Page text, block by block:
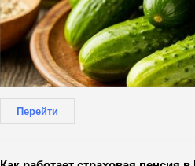
Перейти